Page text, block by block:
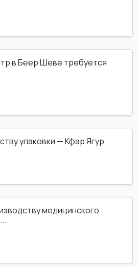
в Беер Шеве требуется
упаковки — Кфар Ягур
медицинского